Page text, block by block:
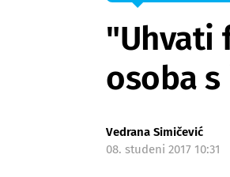
"Uhvati
osoba
Vedrana Simičević
08. studeni 2017 10:31